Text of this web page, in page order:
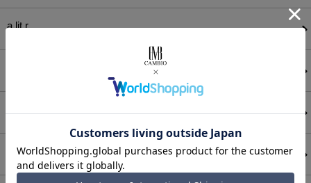
a lit r
AUI NITE
アウィナイト